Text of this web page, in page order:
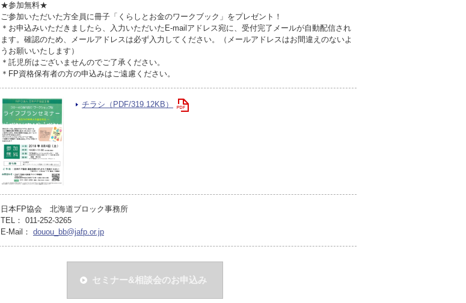
★参加無料★
ご参加いただいた方全員に冊子「くらしとお金のワークブック」をプレゼント！
＊お申込みいただきましたら、入力いただいたE-mailアドレス宛に、受付完了メールが自動配信され
ます。確認のため、メールアドレスは必ず入力してください。（メールアドレスはお間違えのないよ
うお願いいたします）
＊託児所はございませんのでご了承ください。
＊FP資格保有者の方の申込みはご遠慮ください。
チラシ（PDF/319.12KB）
日本FP協会 北海道ブロック事務所
TEL： 011-252-3265
E-Mail： douou_bb@jafp.or.jp
セミナー&相談会のお申込み